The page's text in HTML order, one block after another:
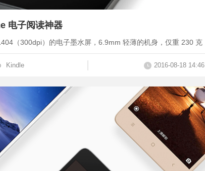
电子阅读神器
（300dpi）的电子墨水屏，6.9mm 轻薄的机身，仅重 230 克
Kindle 2016-08-18 14:46